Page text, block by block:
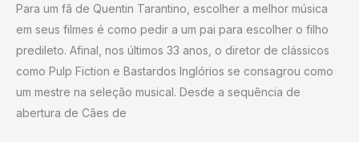
Para um fã de Quentin Tarantino, escolher a melhor música
em seus filmes é como pedir a um pai para escolher o filho
predileto. Afinal, nos últimos 33 anos, o diretor de clássicos
como Pulp Fiction e Bastardos Inglórios se consagrou como
um mestre na seleção musical. Desde a sequência de
abertura de Cães de